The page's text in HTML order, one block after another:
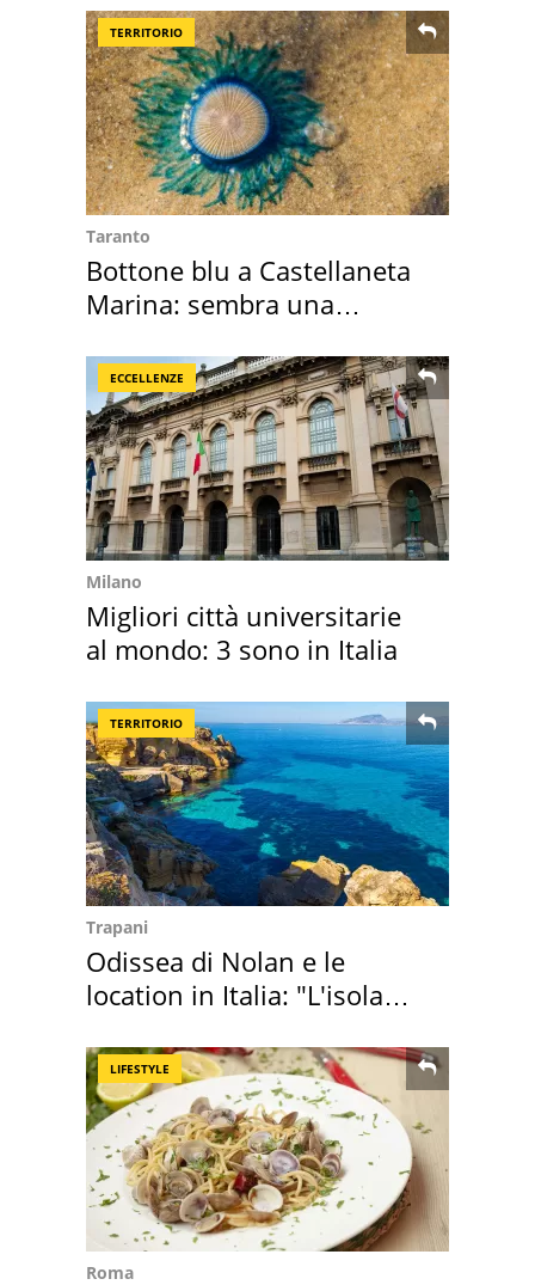
TERRITORIO
Taranto
Bottone blu a Castellaneta
Marina: sembra una
ECCELLENZE
Milano
Migliori città universitarie
al mondo: 3 sono in Italia
TERRITORIO
Trapani
Odissea di Nolan e le
location in Italia: "L'isola
LIFESTYLE
Roma